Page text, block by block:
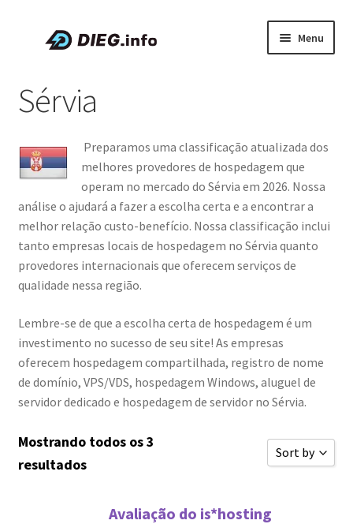
conteúdo
Menu
Cupons e Promoções
Português
menu
Sérvia
Preparamos uma classificação atualizada dos
melhores provedores de hospedagem que
operam no mercado do Sérvia em 2026. Nossa
análise o ajudará a fazer a escolha certa e a encontrar a
melhor relação custo-benefício. Nossa classificação inclui
tanto empresas locais de hospedagem no Sérvia quanto
provedores internacionais que oferecem serviços de
qualidade nessa região.
Lembre-se de que a escolha certa de hospedagem é um
investimento no sucesso de seu site! As empresas
oferecem hospedagem compartilhada, registro de nome
de domínio, VPS/VDS, hospedagem Windows, aluguel de
servidor dedicado e hospedagem de servidor no Sérvia.
Mostrando todos os 3
resultados
Sort by
Avaliação do is*hosting